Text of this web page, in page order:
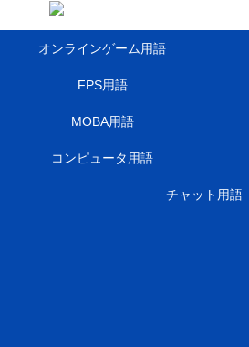
オンラインゲーム用語
FPS用語
MOBA用語
コンピュータ用語
チャット用語